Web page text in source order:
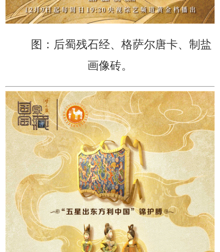
图：后蜀残石经、格萨尔唐卡、制盐
画像砖。